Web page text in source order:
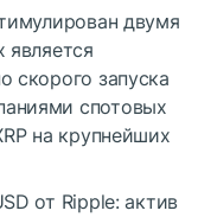
двумя
скорого запуска
спотовых
на крупнейших
от Ripple: актив